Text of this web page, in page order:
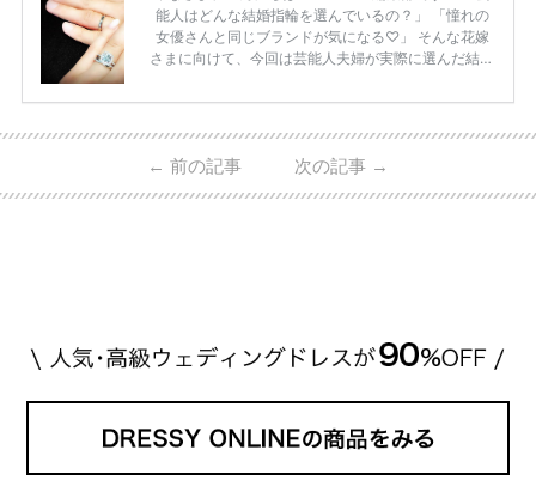
能人はどんな結婚指輪を選んでいるの？」 「憧れの
女優さんと同じブランドが気になる♡」 そんな花嫁
さまに向けて、今回は芸能人夫婦が実際に選んだ結婚
ーウィンストンやカルティエ、ティファニーなど世界
日本で人気のブランドまで幅広くご紹介。 さらに、
・愛用している芸能人夫婦 ・リングの特徴や魅力 ・
← 前の記事 次の記事 →